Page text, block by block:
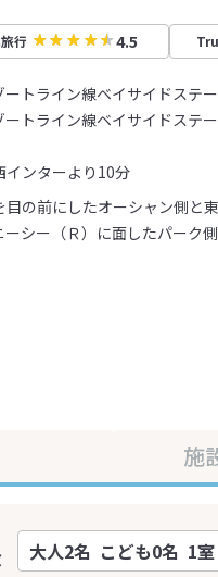
行 4.5
ートライン線ベイサイドステ
ートライン線ベイサイドステ
インターより10分
の前にしたオーシャン側と
ーシー（Ｒ）に面したパーク
施